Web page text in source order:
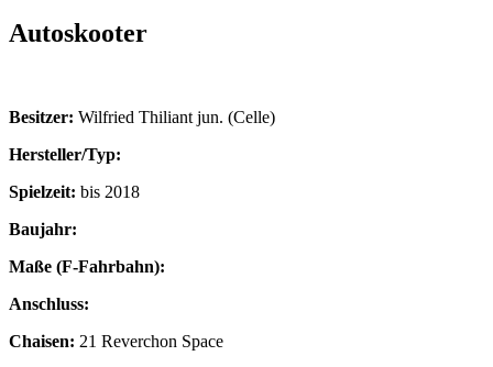
Autoskooter
Besitzer: Wilfried Thiliant jun. (Celle)
Hersteller/Typ:
Spielzeit: bis 2018
Baujahr:
Maße (F-Fahrbahn):
Anschluss:
Chaisen: 21 Reverchon Space